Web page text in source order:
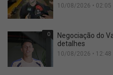
10/08/2026 • 02:05
0
Negociação do
detalhes
10/08/2026 • 12:48